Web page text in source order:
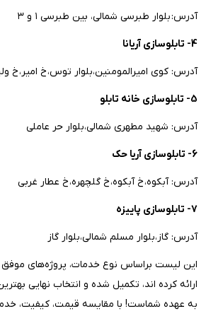
آدرس: بلوار طبرسی شمالی، بین طبرسی ۱ و ۳
4- تابلوسازی آریانا
آدرس: کوی امیرالمومنین،بلوار توس،خ امیر،خ
5- تابلوسازی خانه تابلو
آدرس: شهید مطهری شمالی،بلوار حر عاملی
6- تابلوسازی آریا حک
آدرس: آبکوه،خ آبکوه،خ گلچهره،خ عطار غربی
7- تابلوسازی پاییزه
آدرس: گاز،بلوار مسلم شمالی،بلوار گاز
این لیست براساس نوع خدمات، پروژه‌های موفق
ارائه کرده اند، تکمیل شده و انتخاب نهایی
به عهده شماست! با مقایسه قیمت، کیفیت،